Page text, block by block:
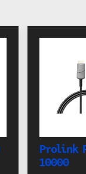
Prolink
10000